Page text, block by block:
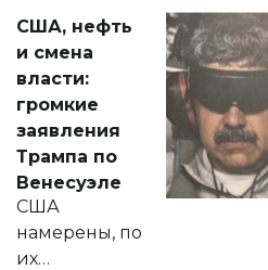
актуальных тем —
от слухов о
политических
реформах до
вопросов армии,
экономики и
личного здоровья.
США, нефть
и смена
власти:
громкие
заявления
Трампа по
Венесуэле
США
намерены, по
их